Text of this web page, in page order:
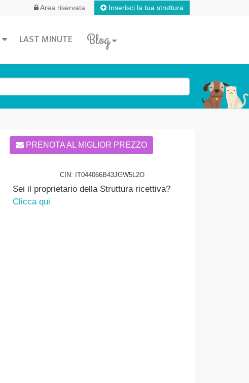
Area riservata Inserisci la tua struttura
LAST MINUTE Blog
PRENOTA AL MIGLIOR PREZZO
CIN: IT044066B43JGW5L2O
Sei il proprietario della Struttura ricettiva?
Clicca qui